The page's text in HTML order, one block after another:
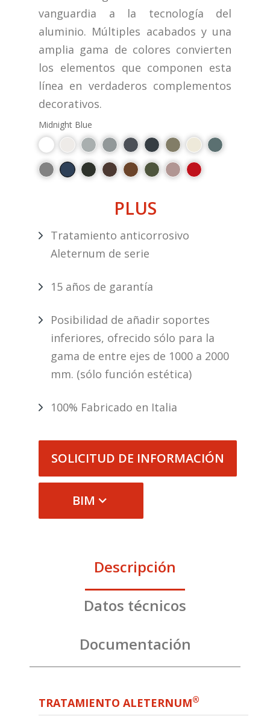
vanguardia a la tecnología del
aluminio. Múltiples acabados y una
amplia gama de colores convierten
los elementos que componen esta
línea en verdaderos complementos
decorativos.
Midnight Blue
PLUS
Tratamiento anticorrosivo
Aleternum de serie
15 años de garantía
Posibilidad de añadir soportes
inferiores, ofrecido sólo para la
gama de entre ejes de 1000 a 2000
mm. (sólo función estética)
100% Fabricado en Italia
SOLICITUD DE INFORMACIÓN
BIM
Descripción
Datos técnicos
Documentación
TRATAMIENTO ALETERNUM®